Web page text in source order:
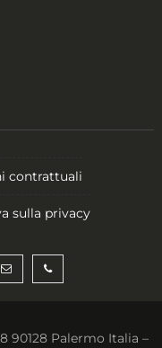
contrattuali
sulla privacy
90128 Palermo Italia –